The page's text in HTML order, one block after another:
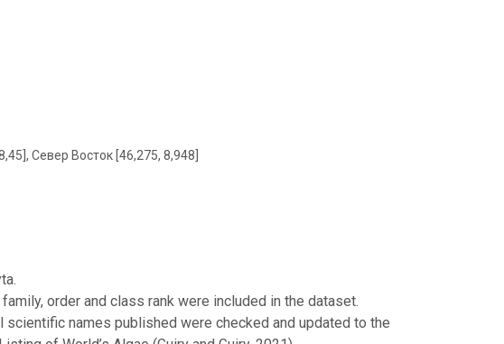
Север Восток [46,275, 8,948]
order and class rank were included in the dataset.
names published were checked and updated to the